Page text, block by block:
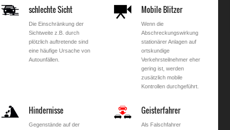
schlechte Sicht
Die Einschränkung der
Sichtweite z.B. durch
plötzlich auftretende sind
eine häufige Ursache von
Autounfällen.
Mobile Blitzer
Wenn die
Abschreckungswirkung
stationärer Anlagen auf
ortskundige
Verkehrsteilnehmer eher
gering ist, werden
zusätzlich mobile
Kontrollen durchgeführt.
Hindernisse
Gegenstände auf der
Geisterfahrer
Als Falschfahrer